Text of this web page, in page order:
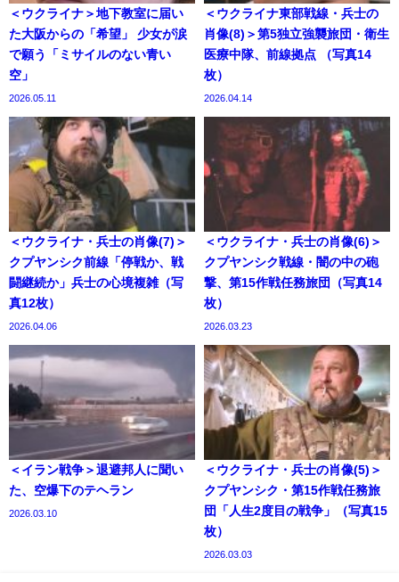
＜ウクライナ＞地下教室に届い
た大阪からの「希望」 少女が涙
で願う「ミサイルのない青い
空」
2026.05.11
＜ウクライナ東部戦線・兵士の
肖像(8)＞第5独立強襲旅団・衛生
医療中隊、前線拠点 （写真14
枚）
2026.04.14
＜ウクライナ・兵士の肖像(7)＞
クプヤンシク前線「停戦か、戦
闘継続か」兵士の心境複雑（写
真12枚）
2026.04.06
＜ウクライナ・兵士の肖像(6)＞
クプヤンシク戦線・闇の中の砲
撃、第15作戦任務旅団（写真14
枚）
2026.03.23
＜イラン戦争＞退避邦人に聞い
た、空爆下のテヘラン
2026.03.10
＜ウクライナ・兵士の肖像(5)＞
クプヤンシク・第15作戦任務旅
団「人生2度目の戦争」（写真15
枚）
2026.03.03